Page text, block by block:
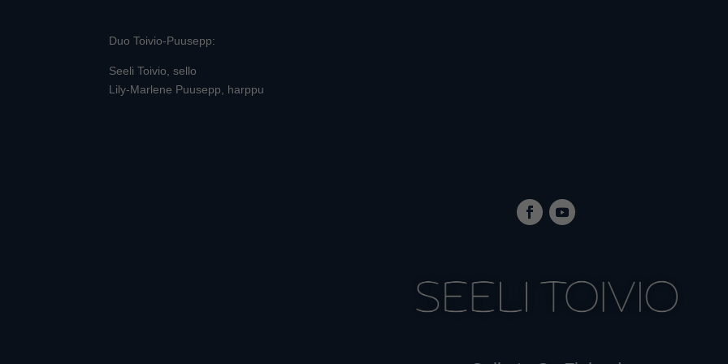
Duo Toivio-Puusepp:
Seeli Toivio, sello
Lily-Marlene Puusepp, harppu